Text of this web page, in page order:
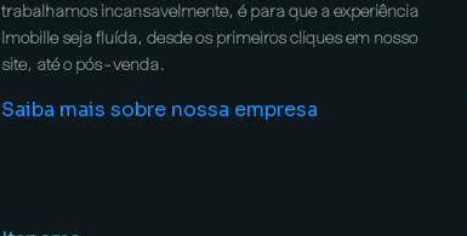
trabalhamos incansavelmente, é para que a experiência
Imobille seja fluída, desde os primeiros cliques em nosso
site, até o pós-venda.
Saiba mais sobre nossa empresa